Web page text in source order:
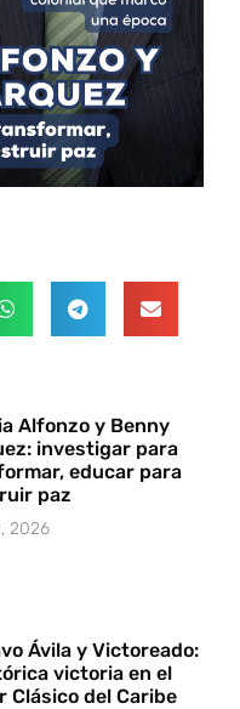
Alfonzo y Benny
investigar para
educar para
paz
2026
Ávila y Victoreado:
victoria en el
Clásico del Caribe